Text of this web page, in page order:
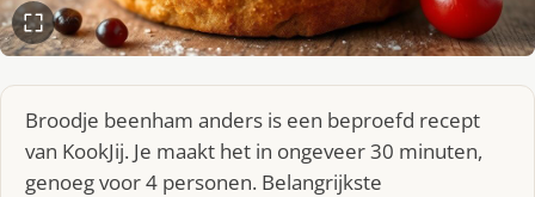
Broodje beenham anders is een beproefd recept
van KookJij. Je maakt het in ongeveer 30 minuten,
genoeg voor 4 personen. Belangrijkste